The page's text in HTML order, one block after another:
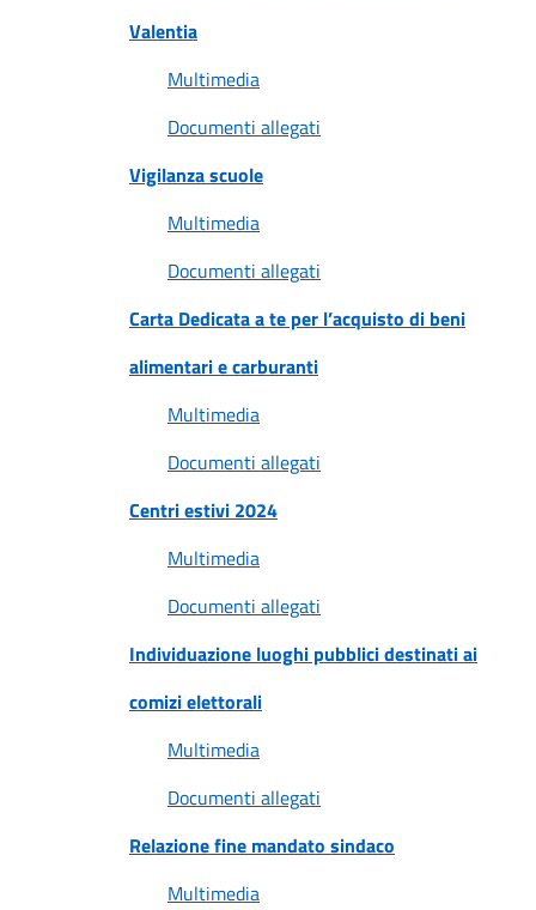
Valentia
Multimedia
Documenti allegati
Vigilanza scuole
Multimedia
Documenti allegati
Carta Dedicata a te per l’acquisto di beni
alimentari e carburanti
Multimedia
Documenti allegati
Centri estivi 2024
Multimedia
Documenti allegati
Individuazione luoghi pubblici destinati ai
comizi elettorali
Multimedia
Documenti allegati
Relazione fine mandato sindaco
Multimedia